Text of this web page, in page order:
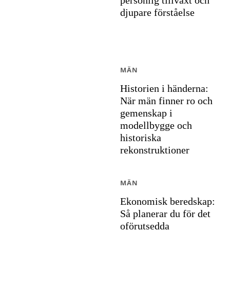
djupare förståelse
Historien i händerna:
När män finner ro och
gemenskap i
modellbygge och
historiska
rekonstruktioner
MÄN
Ekonomisk beredskap:
Så planerar du för det
oförutsedda
MÄN